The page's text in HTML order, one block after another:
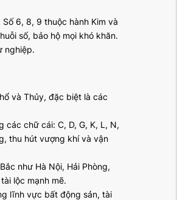
6, 8, 9 thuộc hành Kim và
số, bảo hộ mọi khó khăn.
nghiệp.
và Thủy, đặc biệt là các
chữ cái: C, D, G, K, L, N,
thu hút vượng khí và vận
như Hà Nội, Hải Phòng,
lộc mạnh mẽ.
lĩnh vực bất động sản, tài